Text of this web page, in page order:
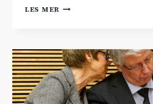
LES MER BEFARER
28.-29.
SEPTEMBER